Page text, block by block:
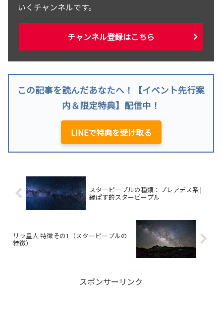
いくチャンネルです。
チャンネル登録はこちら
この記事を読んだあなたへ！【イベント先行案
内＆限定特典】配信中！
LINEで特典を受け取る
スターピープルの種類：プレアデス系 |
縁ぱす的スターピープル
リラ星人 特徴その1（スターピープルの
特徴）
スポンサーリンク